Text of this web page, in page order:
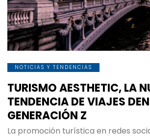
NOTICIAS Y TENDENCIAS
TURISMO AESTHETIC, LA
TENDENCIA DE VIAJES
GENERACIÓN Z
La promoción turística en redes